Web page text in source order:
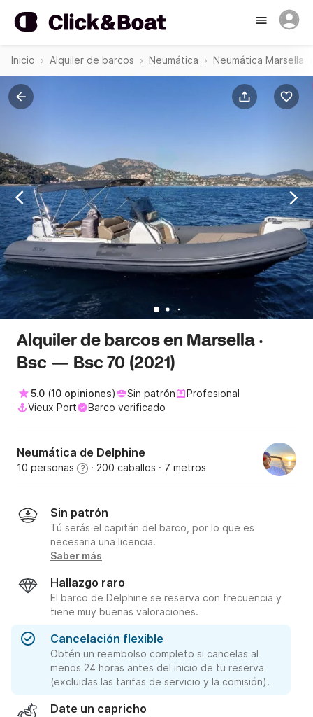
Inicio Alquiler de barcos Neumática Neumática Marsella
Alquiler de barcos en Marsella ·
Bsc — Bsc 70 (2021)
5.0 (10 opiniones) Sin patrón
Profesional
Vieux Port
Barco verificado
Neumática de Delphine
10 personas ? · 200 caballos · 7 metros
Sin patrón
Tú serás el capitán del barco, por lo que es
necesaria una licencia.
Saber más
Hallazgo raro
El barco de Delphine se reserva con frecuencia y
tiene muy buenas valoraciones.
Cancelación flexible
Obtén un reembolso completo si cancelas al
menos 24 horas antes del inicio de tu reserva
(excluidas las tarifas de servicio y la comisión).
Date un capricho